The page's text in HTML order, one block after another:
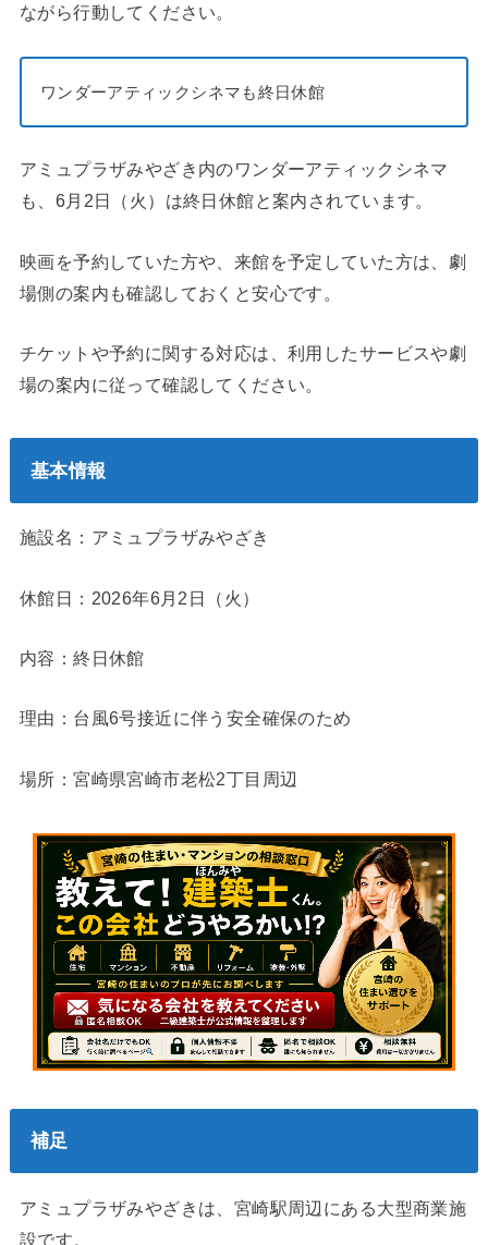
ながら行動してください。
ワンダーアティックシネマも終日休館
アミュプラザみやざき内のワンダーアティックシネマ
も、6月2日（火）は終日休館と案内されています。
映画を予約していた方や、来館を予定していた方は、劇
場側の案内も確認しておくと安心です。
チケットや予約に関する対応は、利用したサービスや劇
場の案内に従って確認してください。
基本情報
施設名：アミュプラザみやざき
休館日：2026年6月2日（火）
内容：終日休館
理由：台風6号接近に伴う安全確保のため
場所：宮崎県宮崎市老松2丁目周辺
補足
アミュプラザみやざきは、宮崎駅周辺にある大型商業施
設です。